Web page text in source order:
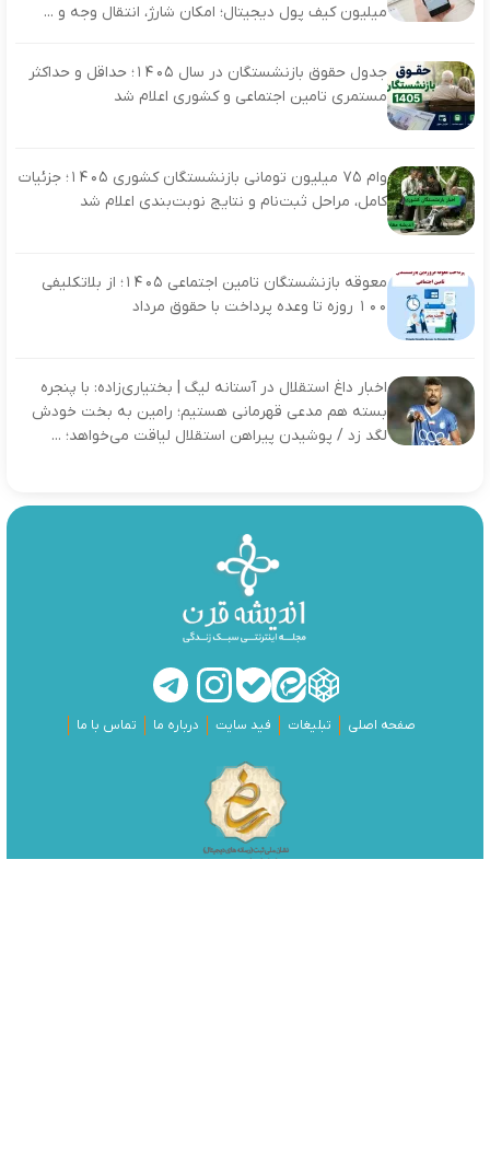
میلیون کیف پول دیجیتال؛ امکان شارژ، انتقال وجه و ...
جدول حقوق بازنشستگان در سال ۱۴۰۵؛ حداقل و حداکثر
مستمری تامین اجتماعی و کشوری اعلام شد
وام ۷۵ میلیون تومانی بازنشستگان کشوری ۱۴۰۵؛ جزئیات
کامل، مراحل ثبت‌نام و نتایج نوبت‌بندی اعلام شد
معوقه بازنشستگان تامین اجتماعی ۱۴۰۵؛ از بلاتکلیفی
۱۰۰ روزه تا وعده پرداخت با حقوق مرداد
اخبار داغ استقلال در آستانه لیگ | بختیاری‌زاده: با پنجره
بسته هم مدعی قهرمانی هستیم؛ رامین به بخت خودش
لگد زد / پوشیدن پیراهن استقلال لیاقت می‌خواهد؛ ...
صفحه اصلی تبلیغات فید سایت درباره ما تماس با ما